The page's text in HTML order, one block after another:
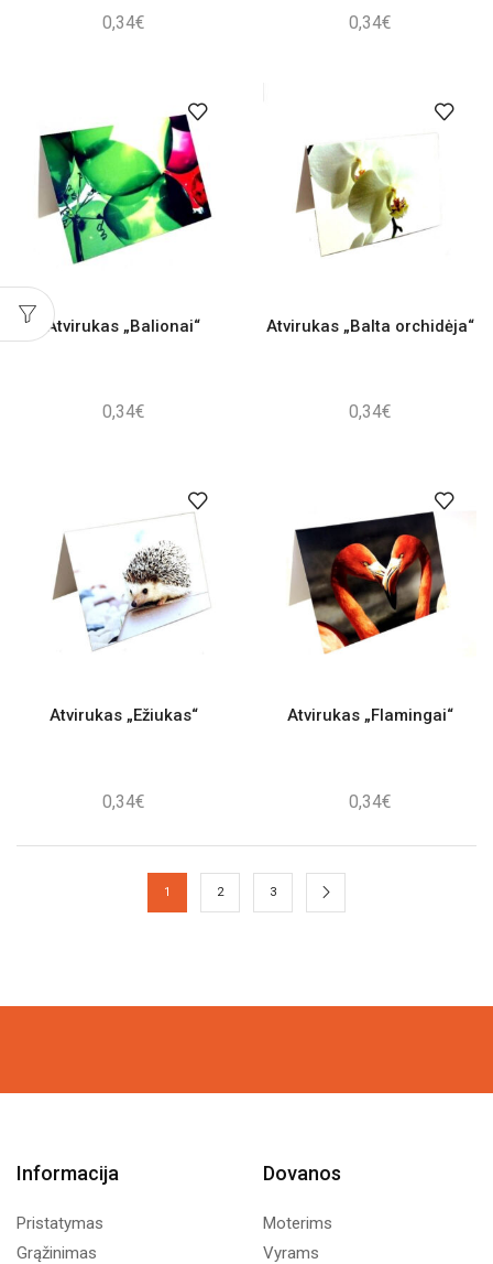
0,34€ 0,34€
Atvirukas „Balionai“
0,34€
Atvirukas „Balta orchidėja“
0,34€
Atvirukas „Ežiukas“
0,34€
Atvirukas „Flamingai“
0,34€
1 2 3
Informacija
Pristatymas
Grąžinimas
Dovanos
Moterims
Vyrams